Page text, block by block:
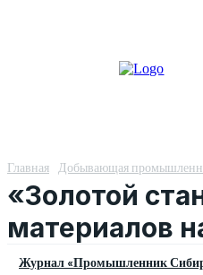
Главная Добывающая
«Золотой
материалов
Журнал «Промышленник